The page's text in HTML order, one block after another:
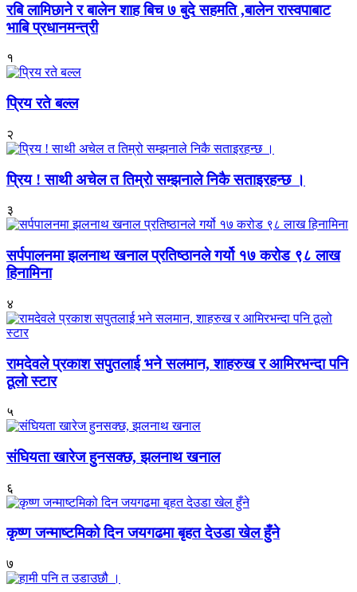
रबि लामिछाने र बालेन शाह बिच ७ बुदे सहमति ,बालेन रास्वपाबाट
भाबि प्रधानमन्त्री
१
प्रिय रते बल्ल
२
प्रिय ! साथी अचेल त तिम्रो सम्झनाले निकै सताइरहन्छ ।
३
सर्पपालनमा झलनाथ खनाल प्रतिष्ठानले गर्यो १७ करोड ९८ लाख
हिनामिना
४
रामदेवले प्रकाश सपुतलाई भने सलमान, शाहरुख र आमिरभन्दा पनि
ठूलो स्टार
५
संघियता खारेज हुनसक्छ, झलनाथ खनाल
६
कृष्ण जन्माष्टमिको दिन जयगढमा बृहत देउडा खेल हुँने
७